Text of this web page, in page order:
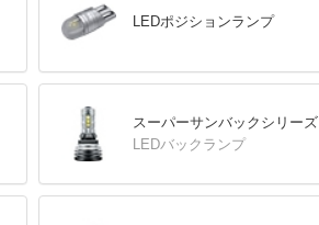
LEDポジションランプ
スーパーサンバックシリーズ
LEDバックランプ